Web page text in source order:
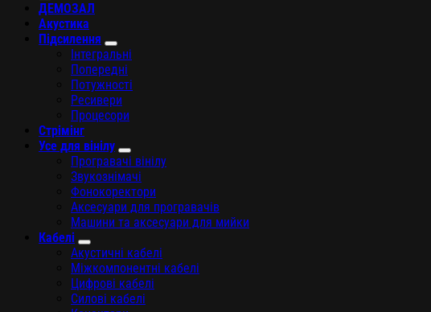
ДЕМОЗАЛ
Акустика
Підсилення
Інтегральні
Попередні
Потужності
Ресивери
Процесори
Стрімінг
Усе для вінілу
Програвачі вінілу
Звукознімачі
Фонокоректори
Аксесуари для програвачів
Машини та аксесуари для мийки
Кабелі
Акустичні кабелі
Міжкомпонентні кабелі
Цифрові кабелі
Силові кабелі